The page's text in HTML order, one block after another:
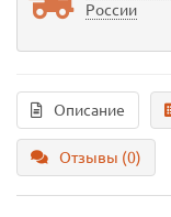
России
Описание
Отзывы (0)